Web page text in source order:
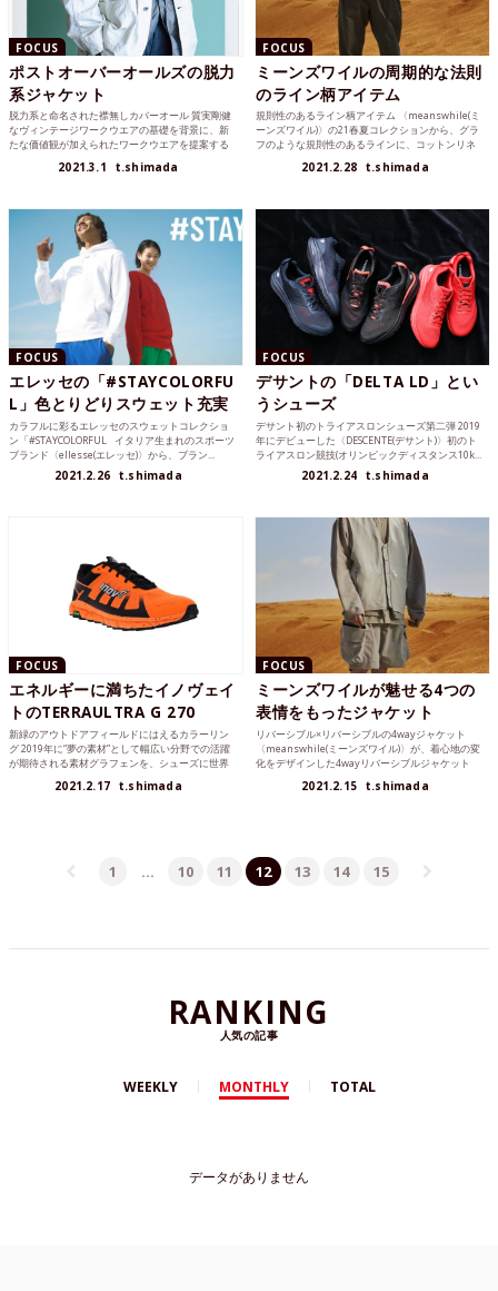
FOCUS
ポストオーバーオールズの脱力
系ジャケット
脱力系と命名された襟無しカバーオール 質実剛健
なヴィンテージワークウエアの基礎を背景に、新
たな価値観が加えられたワークウエアを提案する
2021.3.1 t.shimada
FOCUS
ミーンズワイルの周期的な法則
のライン柄アイテム
規則性のあるライン柄アイテム 〈meanswhile(ミ
ーンズワイル)〉の21春夏コレクションから、グラ
フのような規則性のあるラインに、コットンリネ
2021.2.28 t.shimada
FOCUS
エレッセの「#STAYCOLORFU
L」色とりどりスウェット充実
カラフルに彩るエレッセのスウェットコレクショ
ン「#STAYCOLORFUL イタリア生まれのスポーツ
ブランド〈ellesse(エレッセ)〉から、ブラン...
2021.2.26 t.shimada
FOCUS
デサントの「DELTA LD」とい
うシューズ
デサント初のトライアスロンシューズ第二弾 2019
年にデビューした〈DESCENTE(デサント)〉初のト
ライアスロン競技(オリンピックディスタンス10k...
2021.2.24 t.shimada
FOCUS
エネルギーに満ちたイノヴェイ
トのTERRAULTRA G 270
新緑のアウトドアフィールドにはえるカラーリン
グ 2019年に“夢の素材”として幅広い分野での活躍
が期待される素材グラフェンを、シューズに世界
2021.2.17 t.shimada
FOCUS
ミーンズワイルが魅せる4つの
表情をもったジャケット
リバーシブル×リバーシブルの4wayジャケット
〈meanswhile(ミーンズワイル)〉が、着心地の変
化をデザインした4wayリバーシブルジャケット
2021.2.15 t.shimada
1 … 10 11 12 13 14 15
RANKING
人気の記事
WEEKLY MONTHLY TOTAL
データがありません